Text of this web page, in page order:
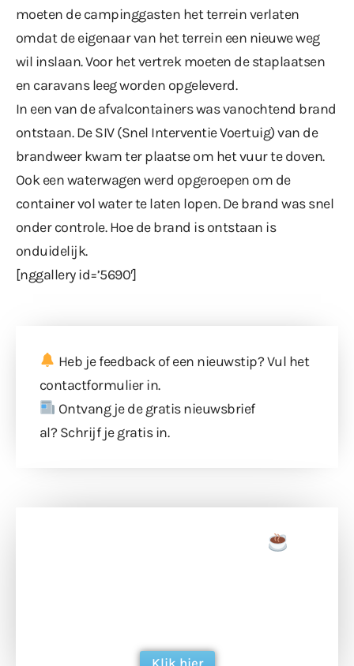
moeten de campinggasten het terrein verlaten
omdat de eigenaar van het terrein een nieuwe weg
wil inslaan. Voor het vertrek moeten de staplaatsen
en caravans leeg worden opgeleverd.
In een van de afvalcontainers was vanochtend brand
ontstaan. De SIV (Snel Interventie Voertuig) van de
brandweer kwam ter plaatse om het vuur te doven.
Ook een waterwagen werd opgeroepen om de
container vol water te laten lopen. De brand was snel
onder controle. Hoe de brand is ontstaan is
onduidelijk.
[nggallery id=’5690′]
Heb je feedback of een nieuwstip? Vul het
contactformulierin.
Ontvang je de gratis nieuwsbrief
al? Schrijf je gratis in.
Klik hier